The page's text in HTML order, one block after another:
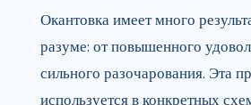
Окантовка имеет много
разуме: от повышенного
сильного разочарования. Эта
используется в конкретных